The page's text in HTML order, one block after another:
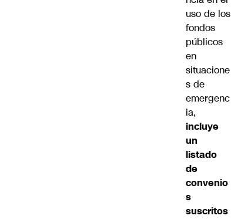
uso de los
fondos
públicos
en
situacione
s de
emergenc
ia,
incluye
un
listado
de
convenio
s
suscritos